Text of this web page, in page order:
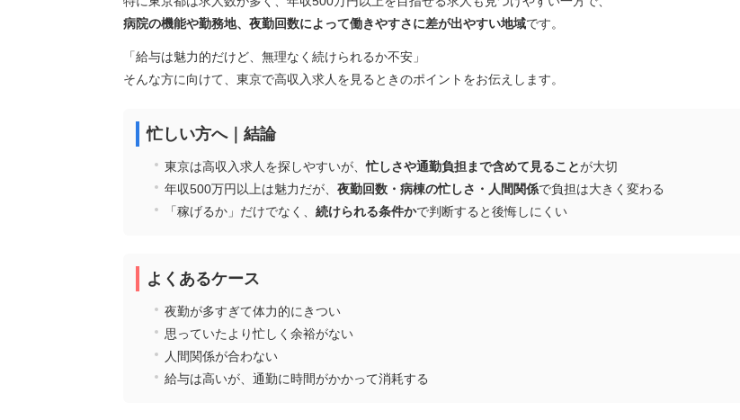
病院の機能や勤務地、夜勤回数によって働きやすさに差が出やすい地域です。
「給与は魅力的だけど、無理なく続けられるか不安」
そんな方に向けて、東京で高収入求人を見るときのポイントをお伝えします。
忙しい方へ｜結論
東京は高収入求人を探しやすいが、忙しさや通勤負担まで含めて見ることが大切
年収500万円以上は魅力だが、 夜勤回数・病棟の忙しさ・人間関係で負担は大きく変わる
「稼げるか」だけでなく、 続けられる条件かで判断すると後悔しにくい
よくあるケース
夜勤が多すぎて体力的にきつい
思っていたより忙しく余裕がない
人間関係が合わない
給与は高いが、通勤に時間がかかって消耗する